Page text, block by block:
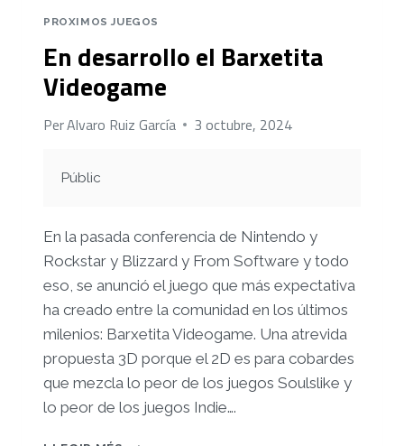
PROXIMOS JUEGOS
En desarrollo el Barxetita
Videogame
PerAlvaro Ruiz García 3 octubre, 2024
Públic
En la pasada conferencia de Nintendo y
Rockstar y Blizzard y From Software y todo
eso, se anunció el juego que más expectativa
ha creado entre la comunidad en los últimos
milenios: Barxetita Videogame. Una atrevida
propuesta 3D porque el 2D es para cobardes
que mezcla lo peor de los juegos Soulslike y
lo peor de los juegos Indie….